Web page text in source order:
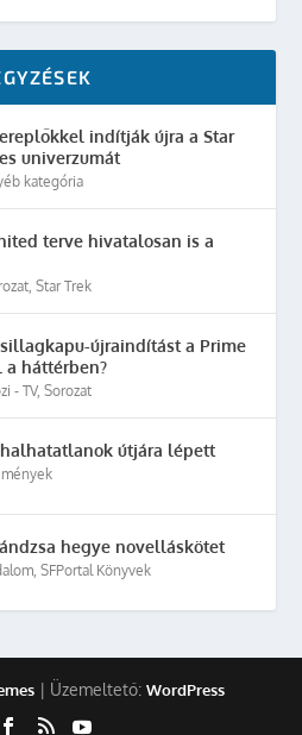
indítják újra a Star
univerzumát
kategória
terve hivatalosan is a
,Star Trek
újraindítást a Prime
háttérben?
- TV,Sorozat
útjára lépett
hegye novelláskötet
,SFPortal Könyvek
| Üzemeltető: WordPress